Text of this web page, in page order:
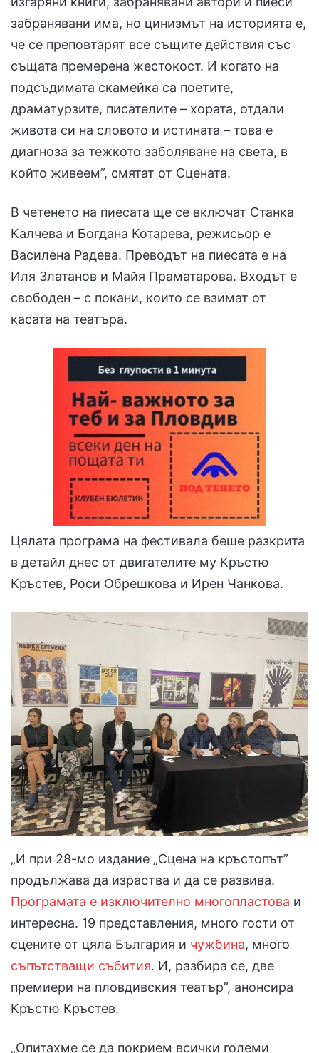
забранявани има, но цинизмът на историята е,
че се преповтарят все същите действия със
същата премерена жестокост. И когато на
подсъдимата скамейка са поетите,
драматурзите, писателите – хората, отдали
живота си на словото и истината – това е
диагноза за тежкото заболяване на света, в
който живеем”, смятат от Сцената.
В четенето на пиесата ще се включат Станка
Калчева и Богдана Котарева, режисьор е
Василена Радева. Преводът на пиесата е на
Иля Златанов и Майя Праматарова. Входът е
свободен – с покани, които се взимат от
касата на театъра.
Цялата програма на фестивала беше разкрита
в детайл днес от двигателите му Кръстю
Кръстев, Роси Обрешкова и Ирен Чанкова.
„И при 28-мо издание „Сцена на кръстопът”
продължава да израства и да се развива.
Програмата е изключително многопластова и
интересна. 19 представления, много гости от
сцените от цяла България и чужбина, много
съпътстващи събития. И, разбира се, две
премиери на пловдивския театър”, анонсира
Кръстю Кръстев.
„Опитахме се да покрием всички големи